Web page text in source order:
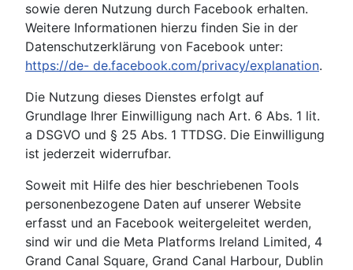
sowie deren Nutzung durch Facebook erhalten.
Weitere Informationen hierzu finden Sie in der
Datenschutzerklärung von Facebook unter:
https://de- de.facebook.com/privacy/explanation.
Die Nutzung dieses Dienstes erfolgt auf
Grundlage Ihrer Einwilligung nach Art. 6 Abs. 1 lit.
a DSGVO und § 25 Abs. 1 TTDSG. Die Einwilligung
ist jederzeit widerrufbar.
Soweit mit Hilfe des hier beschriebenen Tools
personenbezogene Daten auf unserer Website
erfasst und an Facebook weitergeleitet werden,
sind wir und die Meta Platforms Ireland Limited, 4
Grand Canal Square, Grand Canal Harbour, Dublin